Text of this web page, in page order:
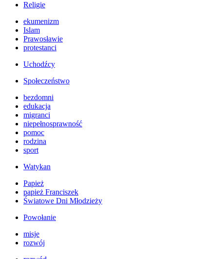
Religie
ekumenizm
Islam
Prawosławie
protestanci
Uchodźcy
Społeczeństwo
bezdomni
edukacja
migranci
niepełnosprawność
pomoc
rodzina
sport
Watykan
Papież
papież Franciszek
Światowe Dni Młodzieży
Powołanie
misje
rozwój